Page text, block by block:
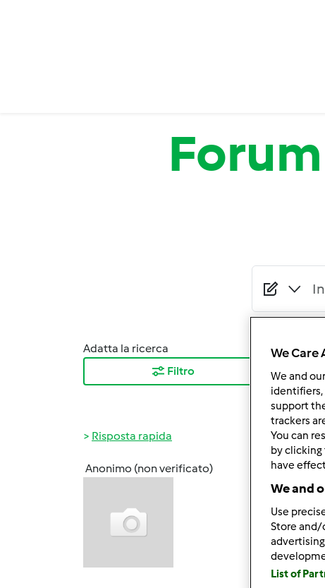
Forum
Adatta la ricerca
Filtro
Ordina
I
Risposta rapida
Anonimo (non verificato)
Un
Ho
alcune
Grazie
We Care
We and
identifiers,
support
trackers
You can
by clicking
have
We and
Use
Store and/
List of